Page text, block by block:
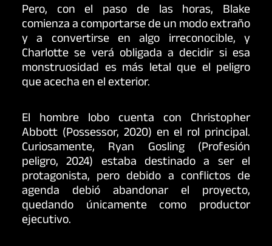
Pero, con el paso de las horas, Blake
comienza a comportarse de un modo extraño
y a convertirse en algo irreconocible, y
Charlotte se verá obligada a decidir si esa
monstruosidad es más letal que el peligro
que acecha en el exterior.
El hombre lobo cuenta con Christopher
Abbott (Possessor, 2020) en el rol principal.
Curiosamente, Ryan Gosling (Profesión
peligro, 2024) estaba destinado a ser el
protagonista, pero debido a conflictos de
agenda debió abandonar el proyecto,
quedando únicamente como productor
ejecutivo.